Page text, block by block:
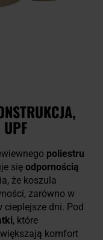
poliestru
się odpornością
że koszula
zarówno w
cieplejsze dni. Pod
, które
komfort